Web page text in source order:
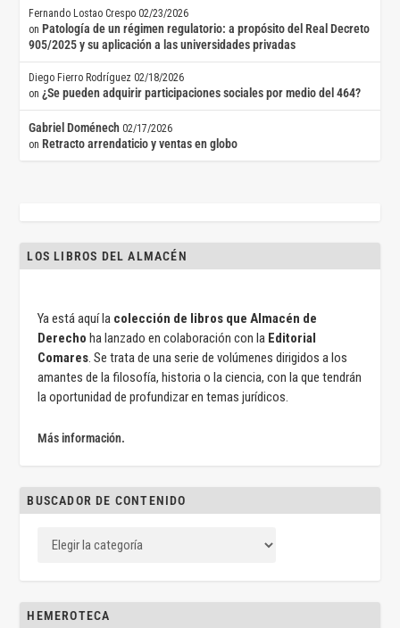
Fernando Lostao Crespo 02/23/2026
on Patología de un régimen regulatorio: a propósito del Real Decreto
905/2025 y su aplicación a las universidades privadas
Diego Fierro Rodríguez 02/18/2026
on¿Se pueden adquirir participaciones sociales por medio del 464?
Gabriel Doménech 02/17/2026
on Retracto arrendaticio y ventas en globo
LOS LIBROS DEL ALMACÉN
Ya está aquí la colección de libros que Almacén de
Derecho ha lanzado en colaboración con la Editorial
Comares. Se trata de una serie de volúmenes dirigidos a los
amantes de la filosofía, historia o la ciencia, con la que tendrán
la oportunidad de profundizar en temas jurídicos.
Más información.
BUSCADOR DE CONTENIDO
HEMEROTECA